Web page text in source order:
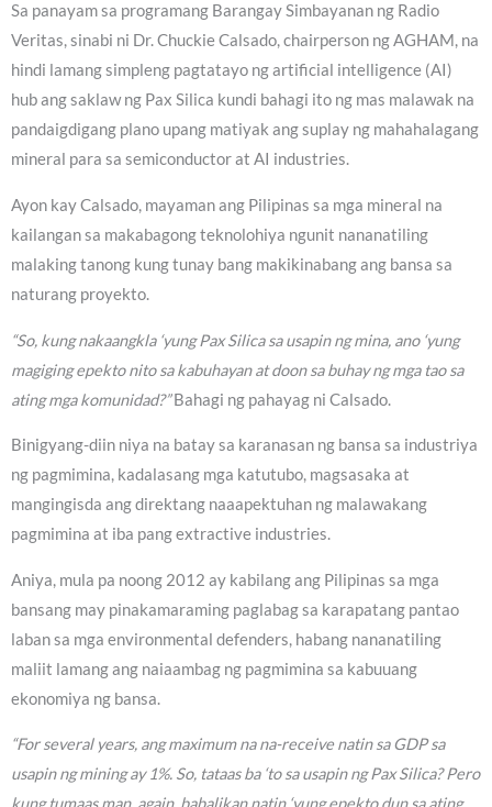
Sa panayam sa programang Barangay Simbayanan ng Radio
Veritas, sinabi ni Dr. Chuckie Calsado, chairperson ng AGHAM, na
hindi lamang simpleng pagtatayo ng artificial intelligence (AI)
hub ang saklaw ng Pax Silica kundi bahagi ito ng mas malawak na
pandaigdigang plano upang matiyak ang suplay ng mahahalagang
mineral para sa semiconductor at AI industries.
Ayon kay Calsado, mayaman ang Pilipinas sa mga mineral na
kailangan sa makabagong teknolohiya ngunit nananatiling
malaking tanong kung tunay bang makikinabang ang bansa sa
naturang proyekto.
“So, kung nakaangkla ‘yung Pax Silica sa usapin ng mina, ano ‘yung
magiging epekto nito sa kabuhayan at doon sa buhay ng mga tao sa
ating mga komunidad?”Bahagi ng pahayag ni Calsado.
Binigyang-diin niya na batay sa karanasan ng bansa sa industriya
ng pagmimina, kadalasang mga katutubo, magsasaka at
mangingisda ang direktang naaapektuhan ng malawakang
pagmimina at iba pang extractive industries.
Aniya, mula pa noong 2012 ay kabilang ang Pilipinas sa mga
bansang may pinakamaraming paglabag sa karapatang pantao
laban sa mga environmental defenders, habang nananatiling
maliit lamang ang naiaambag ng pagmimina sa kabuuang
ekonomiya ng bansa.
“For several years, ang maximum na na-receive natin sa GDP sa
usapin ng mining ay 1%. So, tataas ba ‘to sa usapin ng Pax Silica? Pero